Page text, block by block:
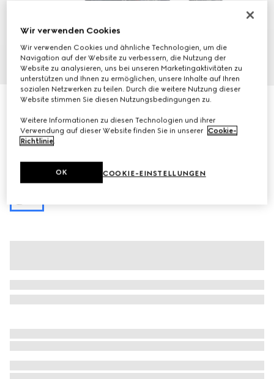
9
Mit Initialen personalisieren
€ 1.600
Variantenblauer und weißer GG Denim
Wir verwenden Cookies
Wir verwenden Cookies und ähnliche Technologien, um die
Navigation auf der Website zu verbessern, die Nutzung der
Website zu analysieren, uns bei unseren Marketingaktivitäten zu
unterstützen und Ihnen zu ermöglichen, unsere Inhalte auf Ihren
sozialen Netzwerken zu teilen. Durch die weitere Nutzung dieser
Website stimmen Sie diesen Nutzungsbedingungen zu.
Weitere Informationen zu diesen Technologien und ihrer
Verwendung auf dieser Website finden Sie in unserer Cookie-
Richtlinie.
COOKIE-EINSTELLUNGEN
OK